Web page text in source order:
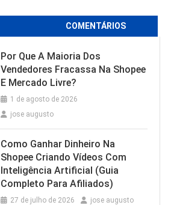
COMENTÁRIOS
Por Que A Maioria Dos
Vendedores Fracassa Na Shopee
E Mercado Livre?
1 de agosto de 2026
jose augusto
Como Ganhar Dinheiro Na
Shopee Criando Vídeos Com
Inteligência Artificial (Guia
Completo Para Afiliados)
27 de julho de 2026 jose augusto